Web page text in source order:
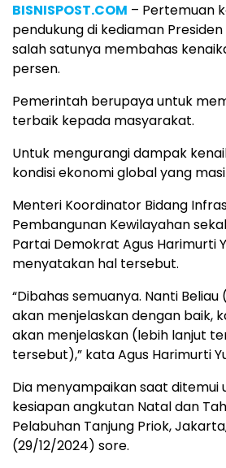
BISNISPOST.COM – Pertemuan
pendukung di kediaman
salah satunya membahas
persen.
Pemerintah berupaya untuk
terbaik kepada masyarakat.
Untuk mengurangi dampak
kondisi ekonomi global yang
Menteri Koordinator Bidang
Pembangunan Kewilayahan
Partai Demokrat Agus Harimurti
menyatakan hal tersebut.
“Dibahas semuanya. Nanti
akan menjelaskan dengan baik,
akan menjelaskan (lebih lanjut
tersebut),” kata Agus Harimurti
Dia menyampaikan saat ditemui
kesiapan angkutan Natal dan
Pelabuhan Tanjung Priok,
(29/12/2024) sore.